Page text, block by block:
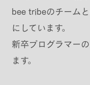
bee tribeのチーム
にしています。
新卒プログラマー
ます。